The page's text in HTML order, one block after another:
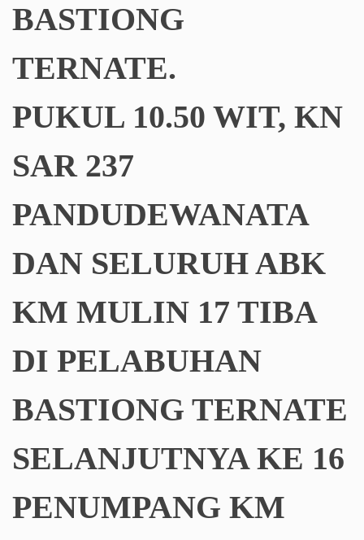
BASTIONG
TERNATE.
PUKUL 10.50 WIT, KN
SAR 237
PANDUDEWANATA
DAN SELURUH ABK
KM MULIN 17 TIBA
DI PELABUHAN
BASTIONG TERNATE
SELANJUTNYA KE 16
PENUMPANG KM